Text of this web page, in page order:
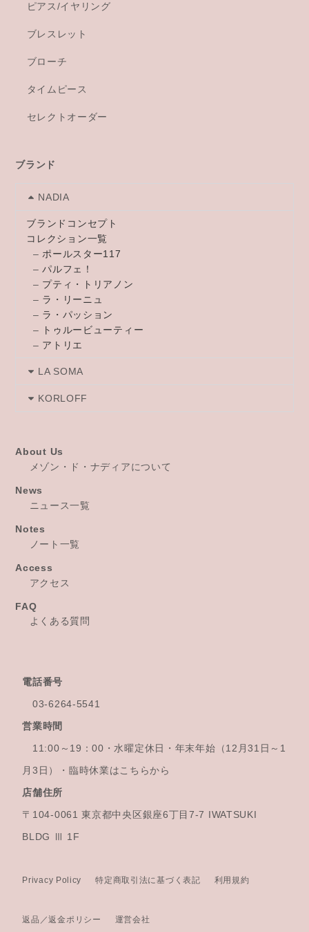
ピアス/イヤリング
ブレスレット
ブローチ
タイムピース
セレクトオーダー
ブランド
NADIA
ブランドコンセプト
コレクション一覧
– ポールスター117
–パルフェ！
– プティ・トリアノン
– ラ・リーニュ
– ラ・パッション
–
トゥルービューティー
– アトリエ
LA SOMA
KORLOFF
About Us
メゾン・ド・ナディアについて
News
ニュース一覧
Notes
ノート一覧
Access
アクセス
FAQ
よくある質問
電話番号
03-6264-5541
営業時間
11:00～19：00・水曜定休日・年末年始 （12月31日～1
月3日）・臨時休業はこちらから
店舗住所
〒104-0061 東京都中央区銀座6丁目7-7 IWATSUKI
BLDG Ⅲ 1F
Privacy Policy 特定商取引法に基づく表記 利用規約
返品／返金ポリシー 運営会社